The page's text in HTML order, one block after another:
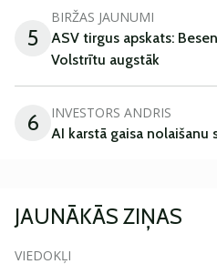
5
BIRŽAS JAUNUMI
ASV tirgus apskats:
Volstrītu augstāk
6 INVESTORS ANDRIS
AI karstā gaisa nolaišanu
JAUNĀKĀS ZIŅAS
VIEDOKĻI